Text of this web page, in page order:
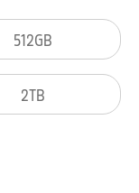
512GB
2TB